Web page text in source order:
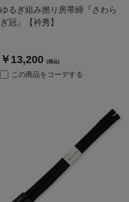
ゆるぎ組み撚り房帯締『さわら
ぎ冠』【衿秀】
￥13,200 (税込)
この商品をコーデする